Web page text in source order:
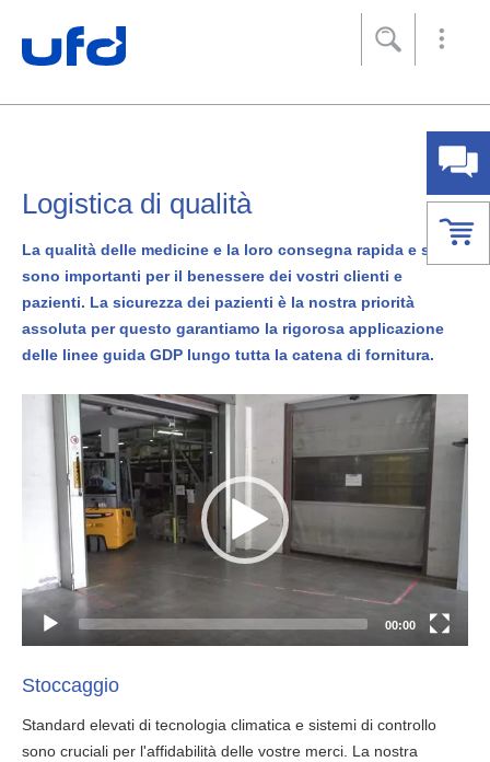
Navigazione
Contenuto
Mappa del sito
Impronta
Logistica di qualità
La qualità delle medicine e la loro consegna rapida e sicura
sono importanti per il benessere dei vostri clienti e
pazienti. La sicurezza dei pazienti è la nostra priorità
assoluta per questo garantiamo la rigorosa applicazione
delle linee guida GDP lungo tutta la catena di fornitura.
00:00
Stoccaggio
Standard elevati di tecnologia climatica e sistemi di controllo
sono cruciali per l'affidabilità delle vostre merci. La nostra